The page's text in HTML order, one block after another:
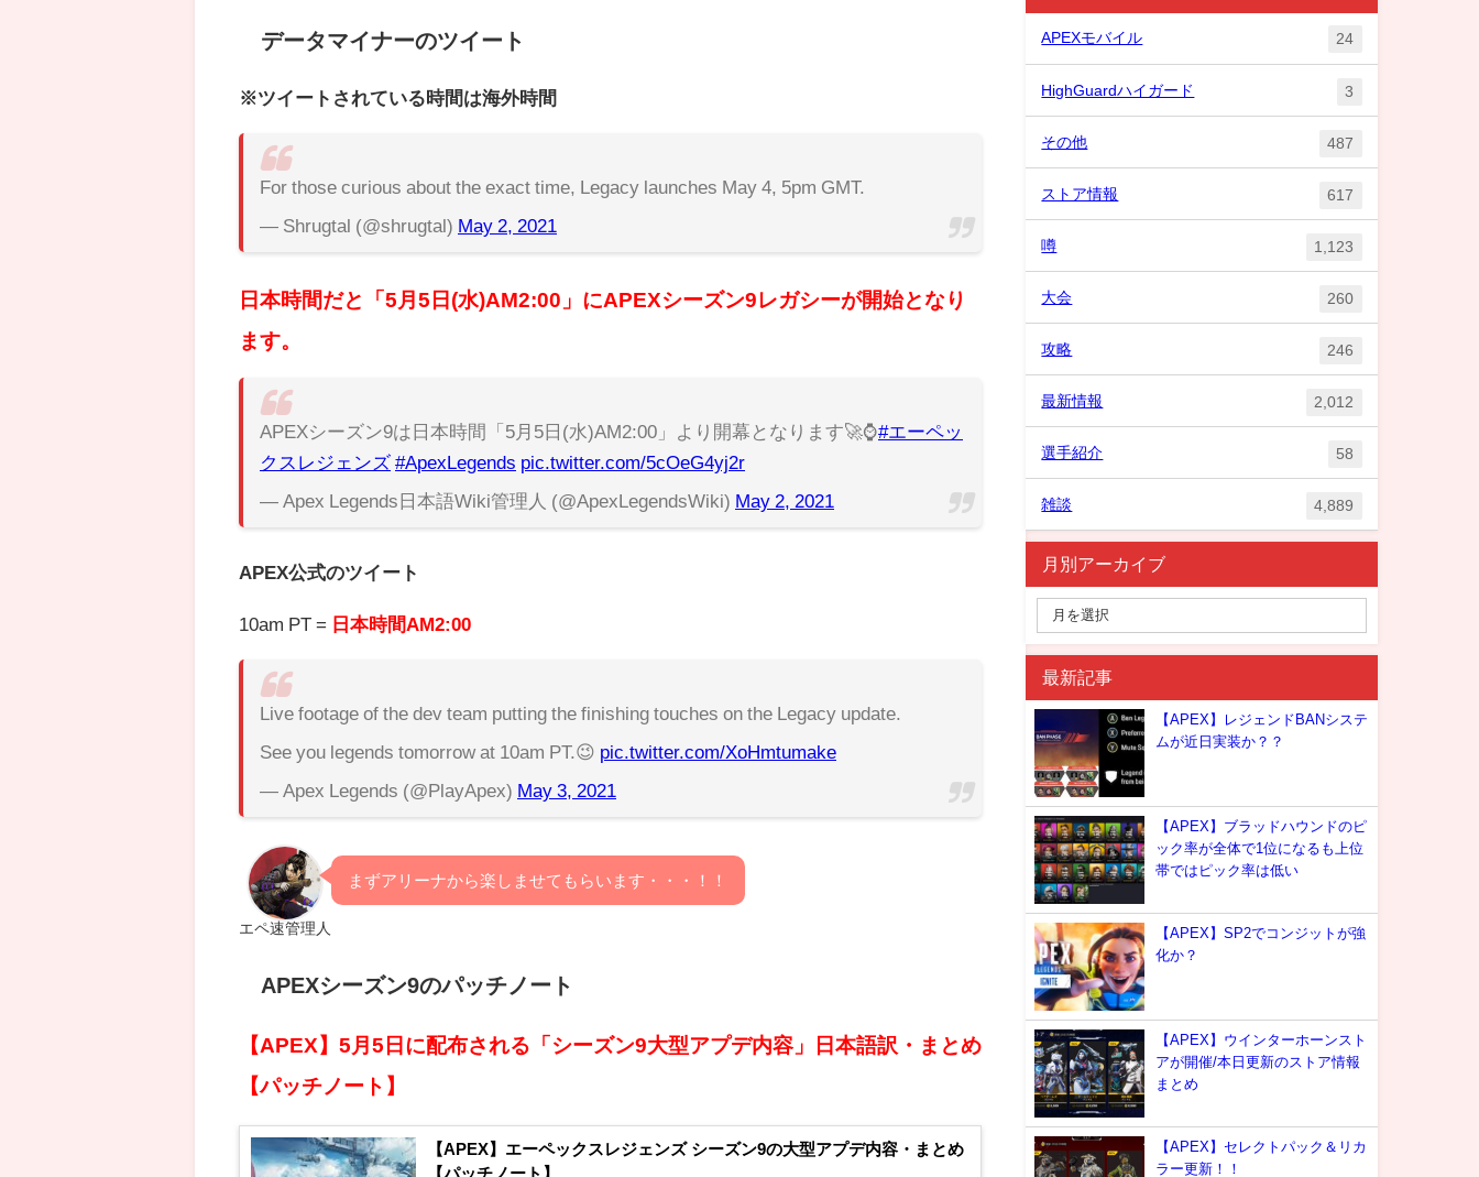
データマイナーのツイート
※ツイートされている時間は海外時間
For those curious about the exact time, Legacy launches May 4, 5pm GMT.
— Shrugtal (@shrugtal) May 2, 2021
日本時間だと「5月5日(水)AM2:00」にAPEXシーズン9レガシーが開始となり
ます。
APEXシーズン9は日本時間「5月5日(水)AM2:00」より開幕となります🚀⌚️#エーペッ
クスレジェンズ #ApexLegends pic.twitter.com/5cOeG4yj2r
— Apex Legends日本語Wiki管理人 (@ApexLegendsWiki) May 2, 2021
APEX公式のツイート
10am PT = 日本時間AM2:00
Live footage of the dev team putting the finishing touches on the Legacy update.
See you legends tomorrow at 10am PT.😉 pic.twitter.com/XoHmtumake
— Apex Legends (@PlayApex) May 3, 2021
エペ速管理人
まずアリーナから楽しませてもらいます・・・！！
APEXシーズン9のパッチノート
【APEX】5月5日に配布される「シーズン9大型アプデ内容」日本語訳・まとめ
【パッチノート】
【APEX】エーペックスレジェンズ シーズン9の大型アプデ内容・まとめ
【パッチノート】
APEXモバイル 24
HighGuardハイガード 3
その他 487
ストア情報 617
噂 1,123
大会 260
攻略 246
最新情報 2,012
選手紹介 58
雑談 4,889
月別アーカイブ
最新記事
【APEX】レジェンドBANシステ
ムが近日実装か？？
【APEX】ブラッドハウンドのピ
ック率が全体で1位になるも上位
帯ではピック率は低い
【APEX】SP2でコンジットが強
化か？
【APEX】ウインターホーンスト
アが開催/本日更新のストア情報
まとめ
【APEX】セレクトパック＆リカ
ラー更新！！